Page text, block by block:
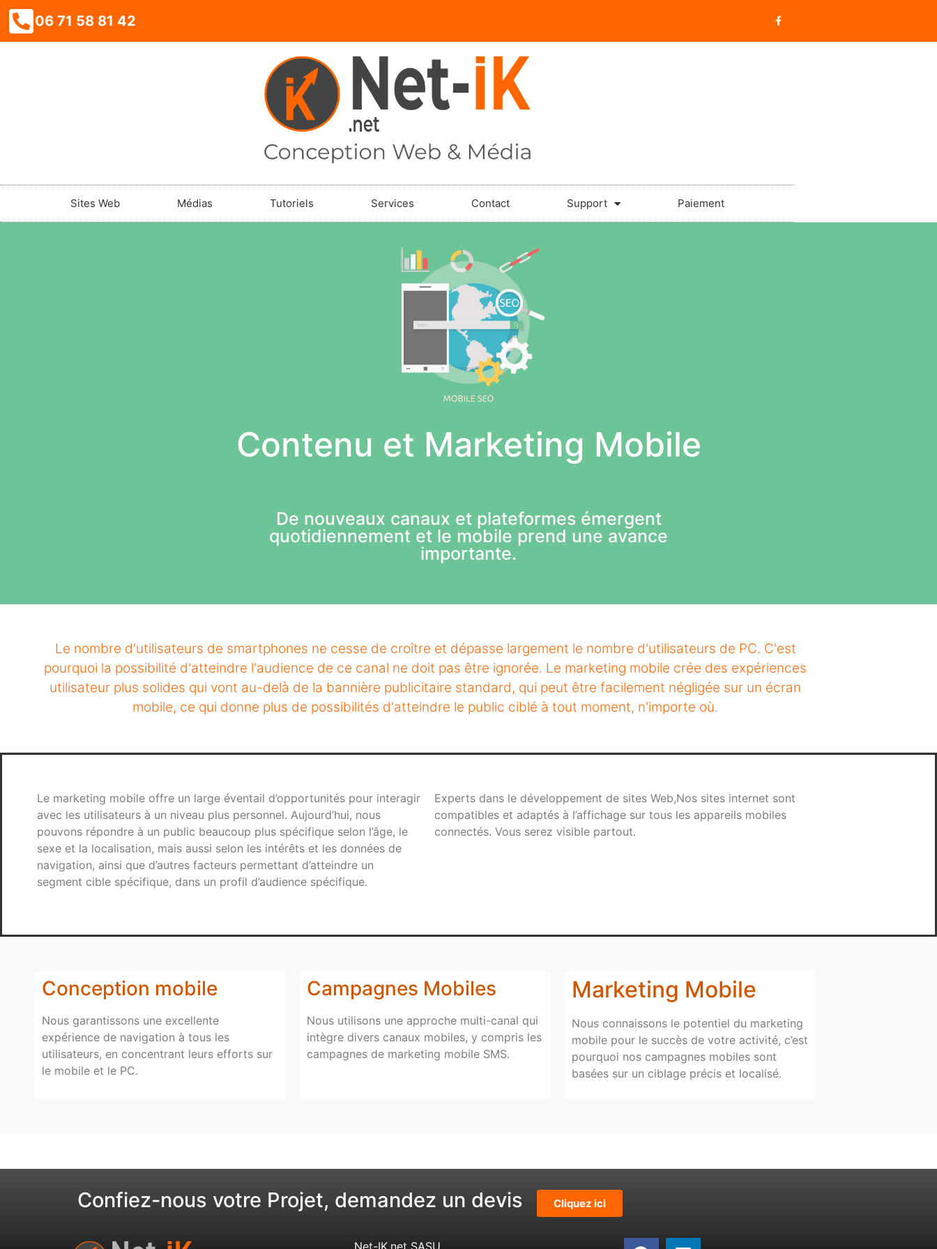
06 71 58 81 42
Sites Web Médias Tutoriels Services Contact Support Paiement
Contenu et Marketing Mobile
De nouveaux canaux et plateformes émergent
quotidiennement et le mobile prend une avance
importante.
Le nombre d'utilisateurs de smartphones ne cesse de croître et dépasse largement le nombre d'utilisateurs de PC. C'est
pourquoi la possibilité d'atteindre l'audience de ce canal ne doit pas être ignorée. Le marketing mobile crée des expériences
utilisateur plus solides qui vont au-delà de la bannière publicitaire standard, qui peut être facilement négligée sur un écran
mobile, ce qui donne plus de possibilités d'atteindre le public ciblé à tout moment, n'importe où.
Le marketing mobile offre un large éventail d’opportunités pour interagir
avec les utilisateurs à un niveau plus personnel. Aujourd’hui, nous
pouvons répondre à un public beaucoup plus spécifique selon l’âge, le
sexe et la localisation, mais aussi selon les intérêts et les données de
navigation, ainsi que d’autres facteurs permettant d’atteindre un
segment cible spécifique, dans un profil d’audience spécifique.
Experts dans le développement de sites Web,Nos sites internet sont
compatibles et adaptés à l’affichage sur tous les appareils mobiles
connectés. Vous serez visible partout.
Conception mobile
Nous garantissons une excellente
expérience de navigation à tous les
utilisateurs, en concentrant leurs efforts sur
le mobile et le PC.
Campagnes Mobiles
Nous utilisons une approche multi-canal qui
intègre divers canaux mobiles, y compris les
campagnes de marketing mobile SMS.
Marketing Mobile
Nous connaissons le potentiel du marketing
mobile pour le succès de votre activité, c’est
pourquoi nos campagnes mobiles sont
basées sur un ciblage précis et localisé.
Confiez-nous votre Projet, demandez un devis Cliquez ici
Net-IK.net SASU